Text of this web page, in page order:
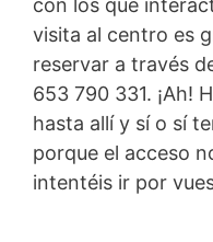
con los que
visita al centro es
reservar a través
653 790 331. ¡Ah!
hasta allí y sí o sí
porque el acceso
intentéis ir por